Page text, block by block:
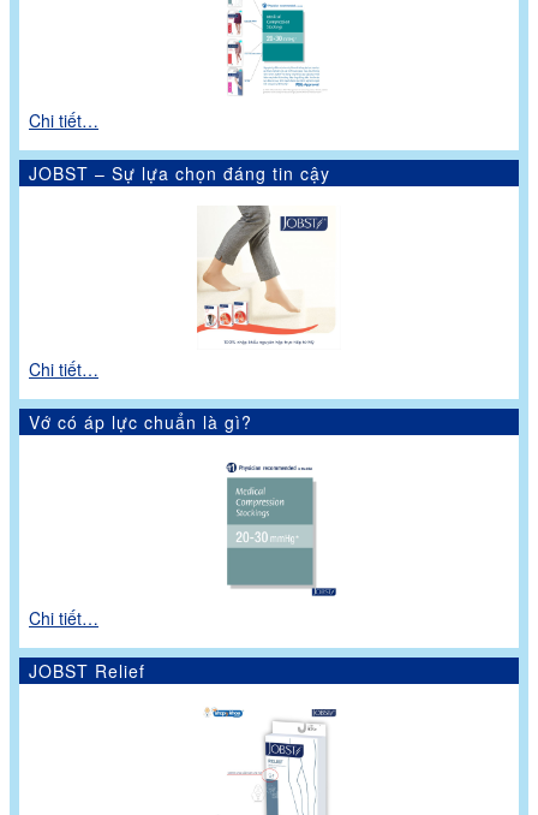
Chi tiết…
JOBST – Sự lựa chọn đáng tin cậy
Chi tiết…
Vớ có áp lực chuẩn là gì?
Chi tiết…
JOBST Relief